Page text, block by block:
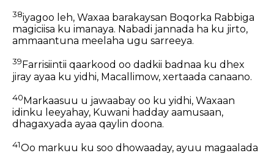
38iyagoo leh, Waxaa barakaysan Boqorka Rabbiga
magiciisa ku imanaya. Nabadi jannada ha ku jirto,
ammaantuna meelaha ugu sarreeya.
39 Farrisiintii qaarkood oo dadkii badnaa ku dhex
jiray ayaa ku yidhi, Macallimow, xertaada canaano.
40Markaasuu u jawaabay oo ku yidhi, Waxaan
idinku leeyahay, Kuwani hadday aamusaan,
dhagaxyada ayaa qaylin doona.
41Oo markuu ku soo dhowaaday, ayuu magaalada